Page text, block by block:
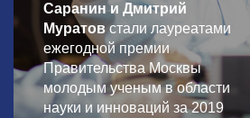
Саранин и Дмитрий
Муратовстали лауреатами
ежегодной премии
Правительства Москвы
молодым ученым в области
науки и инноваций за 2019